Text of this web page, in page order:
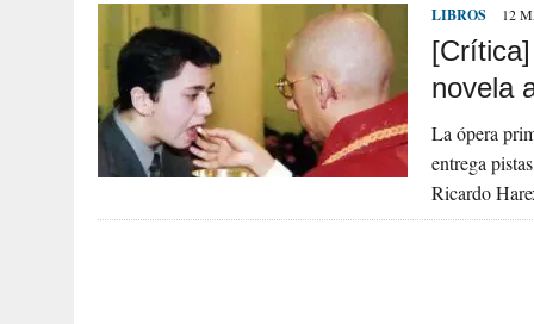
LIBROS 12
novela
La ópera
entrega
Ricardo